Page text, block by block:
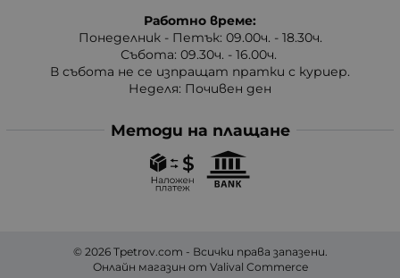
Работно време:
Понеделник - Петък: 09.00ч. - 18.30ч.
Събота: 09.30ч. - 16.00ч.
В събота не се изпращат пратки с куриер.
Неделя: Почивен ден
Методи на плащане
© 2026 Tpetrov.com - Всички права запазени.
Онлайн магазин от Valival Commerce